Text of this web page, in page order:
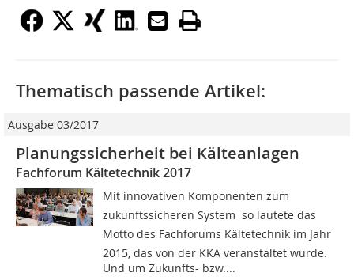
Thematisch passende Artikel:
Ausgabe 03/2017
Planungssicherheit bei Kälteanlagen
Fachforum Kältetechnik 2017
Mit innovativen Komponenten zum
zukunftssicheren System  so lautete das
Motto des Fachforums Kältetechnik im Jahr
2015, das von der KKA veranstaltet wurde.
Und um Zukunfts- bzw....